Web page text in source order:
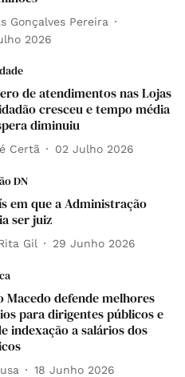
Gonçalves Pereira
2026
de atendimentos nas Lojas
cresceu e tempo média
diminuiu
Certã 02 Julho 2026
DN
em que a Administração
ser juiz
Gil 29 Junho 2026
Macedo defende melhores
para dirigentes públicos e
indexação a salários dos
18 Junho 2026